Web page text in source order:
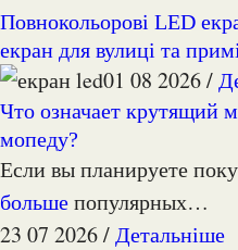
Повнокольорові LED екрани для бізнесу: як обрати
екран для вулиці та
01 08 2026 /
Что означает крутящий момент применительно к
мопеду?
Если вы планируете
большепопулярных…
23 07 2026 /Детальніше